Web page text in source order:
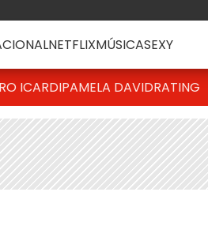
NETFLIXMÚSICASEXY
ICARDIPAMELA DAVIDRATING